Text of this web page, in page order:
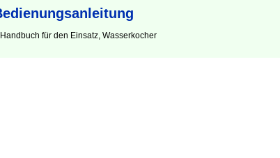
für den Einsatz, Wasserkocher